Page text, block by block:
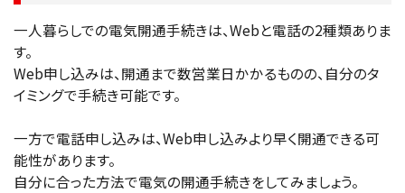
一人暮らしでの電気開通手続きは、Webと電話の2種類ありま
す。
Web申し込みは、開通まで数営業日かかるものの、自分のタ
イミングで手続き可能です。
一方で電話申し込みは、Web申し込みより早く開通できる可
能性があります。
自分に合った方法で電気の開通手続きをしてみましょう。